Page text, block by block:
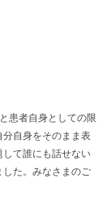
患者自身としての限
自身をそのまま表
て誰にも話せない
た。みなさまのご